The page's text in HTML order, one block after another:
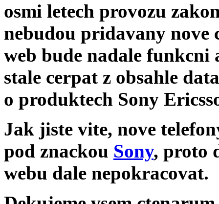
osmi letech provozu
nebudou pridavany nove
web bude nadale funkcni
stale cerpat z obsahle
o produktech Sony
Jak jiste vite, nove
pod znackou Sony, proto
webu dale nepokracovat.